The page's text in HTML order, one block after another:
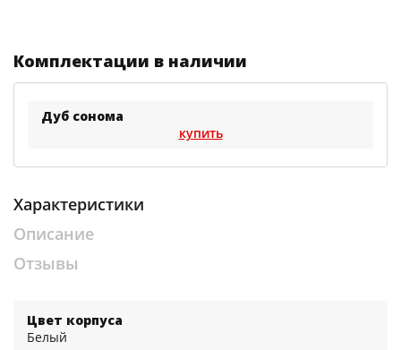
Комплектации в наличии
Дуб сонома
купить
Характеристики
Описание
Отзывы
Цвет корпуса
Белый